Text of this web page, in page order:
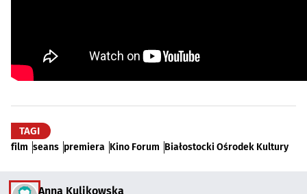
TAGI
film seans premiera Kino Forum Białostocki Ośrodek Kultury
Anna Kulikowska